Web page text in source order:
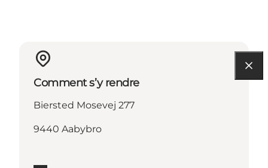
Comment s’y rendre
Biersted Mosevej 277
9440 Aabybro